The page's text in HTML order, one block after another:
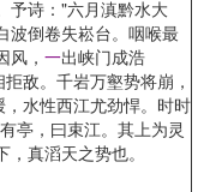
予诗："六月滇黔水大
波倒卷失崧台。咽喉最
， 一出峡门成浩
敌。千岩万壑势将崩，
水性西江尤劲悍。时时
亭，曰束江。其上为灵
真滔天之势也。